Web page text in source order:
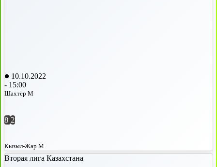
10.10.2022
- 15:00
Шахтёр М
8 2
Кызыл-Жар М
Вторая лига Казахстана